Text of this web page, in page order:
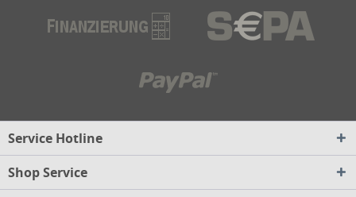
Service Hotline
Shop Service